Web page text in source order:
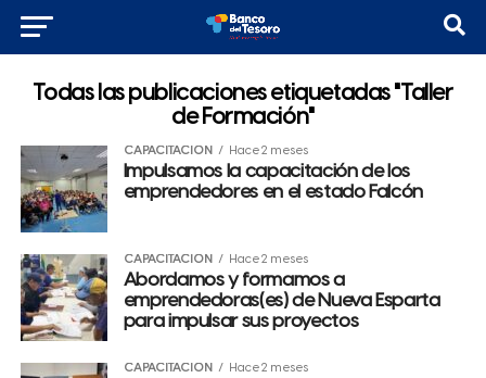
Todas las publicaciones etiquetadas "Taller
de Formación"
CAPACITACIÓN Hace 2 meses
Impulsamos la capacitación de los
emprendedores en el estado Falcón
CAPACITACIÓN Hace 2 meses
Abordamos y formamos a
emprendedoras(es) de Nueva Esparta
para impulsar sus proyectos
CAPACITACIÓN Hace 2 meses